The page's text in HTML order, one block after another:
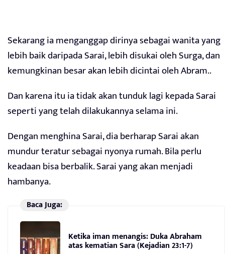
Sekarang ia menganggap dirinya sebagai wanita yang
lebih baik daripada Sarai, lebih disukai oleh Surga, dan
kemungkinan besar akan lebih dicintai oleh Abram..
Dan karena itu ia tidak akan tunduk lagi kepada Sarai
seperti yang telah dilakukannya selama ini.
Dengan menghina Sarai, dia berharap Sarai akan
mundur teratur sebagai nyonya rumah. Bila perlu
keadaan bisa berbalik. Sarai yang akan menjadi
hambanya.
Baca Juga:
Ketika iman menangis: Duka Abraham
atas kematian Sara (Kejadian 23:1-7)